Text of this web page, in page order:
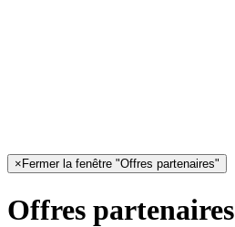
× Fermer la fenêtre "Offres partenaires"
Offres partenaires